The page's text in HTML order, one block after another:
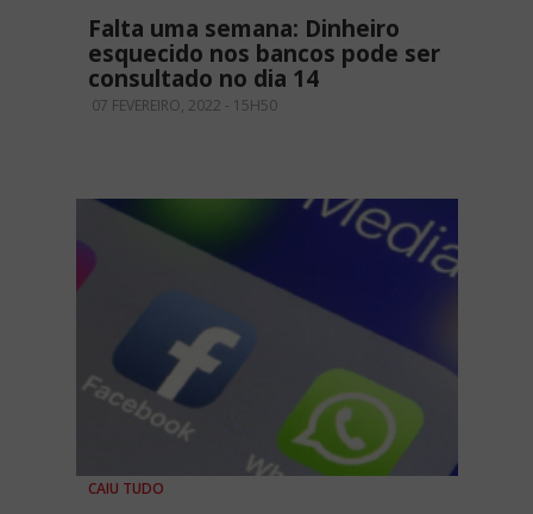
Falta uma semana: Dinheiro
esquecido nos bancos pode ser
consultado no dia 14
07 FEVEREIRO, 2022 - 15H50
CAIU TUDO